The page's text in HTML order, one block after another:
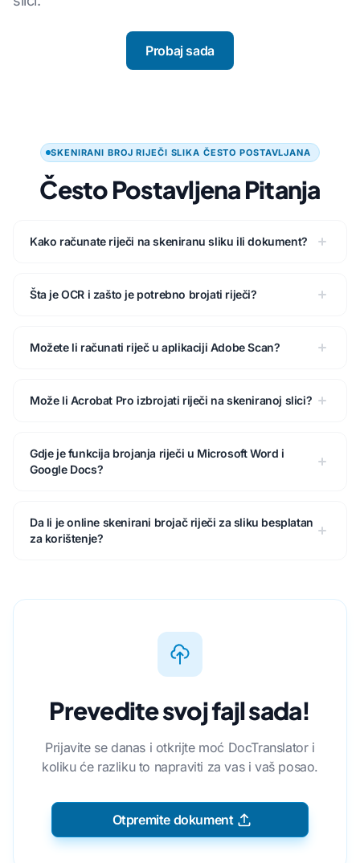
Probaj sada
SKENIRANI BROJ RIJEČI SLIKA ČESTO POSTAVLJANA
Često Postavljena Pitanja
Kako računate riječi na skeniranu sliku ili dokument?
Šta je OCR i zašto je potrebno brojati riječi?
Možete li računati riječ u aplikaciji Adobe Scan?
Može li Acrobat Pro izbrojati riječi na skeniranoj slici?
Gdje je funkcija brojanja riječi u Microsoft Word i
Google Docs?
Da li je online skenirani brojač riječi za sliku besplatan
za korištenje?
Prevedite svoj fajl sada!
Prijavite se danas i otkrijte moć DocTranslator i
koliku će razliku to napraviti za vas i vaš posao.
Otpremite dokument